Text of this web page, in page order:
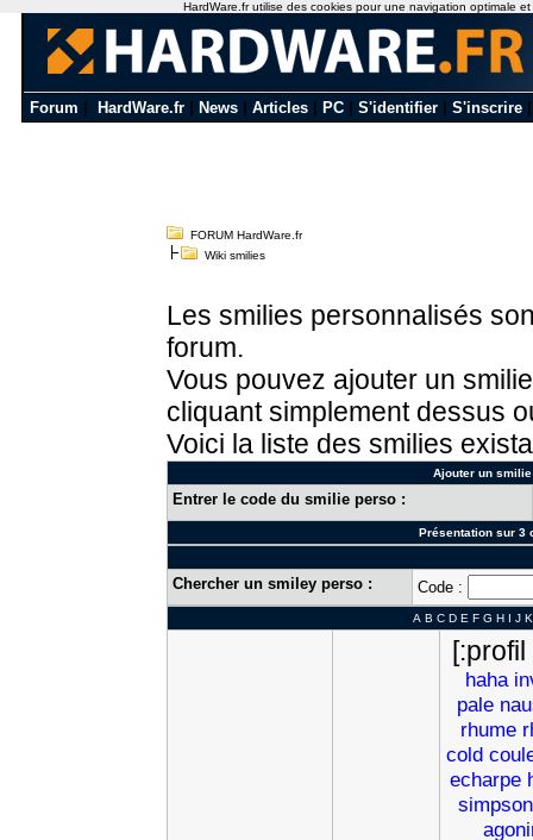
Forum HardWare.fr News Articles PC S'identifier S'inscrire
FORUM HardWare.fr
Wiki smilies
Les smilies personnalisés
forum.
Vous pouvez ajouter un
cliquant simplement dessus
Voici la liste des smilies
Ajouter un
Entrer le code du smilie perso :
Présentation sur 3
Chercher un smiley perso : Code :
A B C D E F G H I J K
haha
pale
rhume
cold
echarpe
simpson
HardWare.fr utilise des cookies pour une navigation optimale